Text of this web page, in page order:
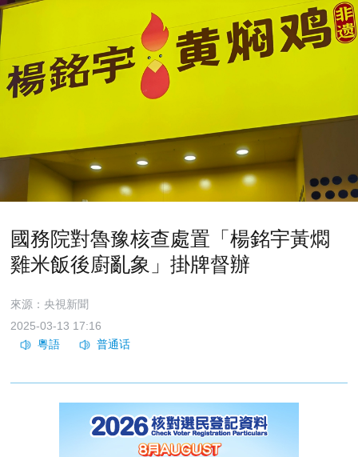
國務院對魯豫核查處置「楊銘宇黃燜
雞米飯後廚亂象」掛牌督辦
來源：央視新聞
2025-03-13 17:16